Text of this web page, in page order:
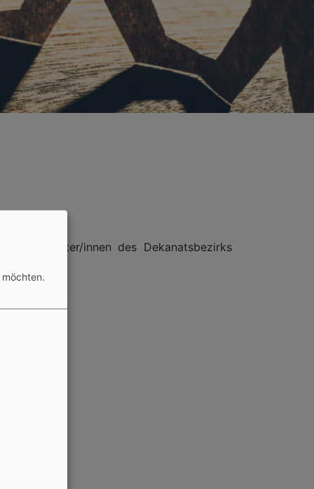
Mitarbeiter/innen des Dekanatsbezirks